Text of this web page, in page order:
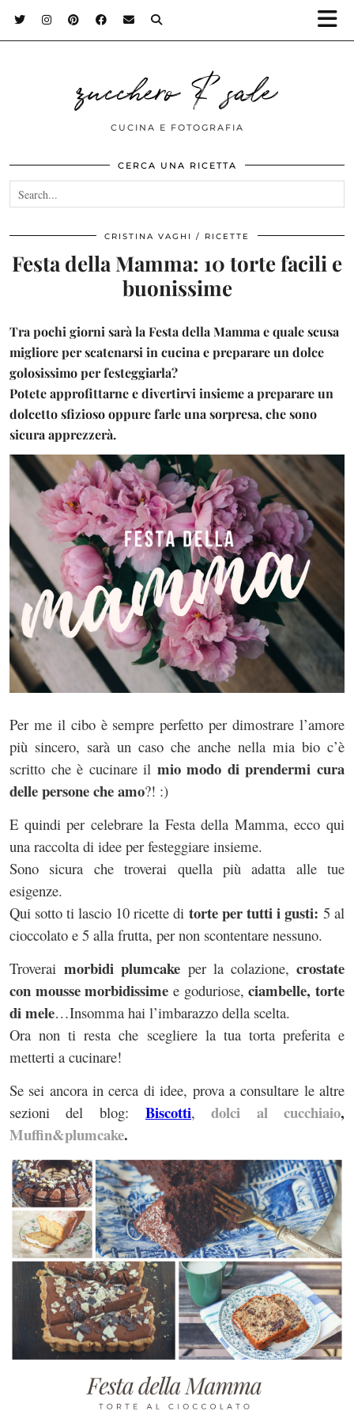
zucchero & sale
CUCINA E FOTOGRAFIA
CERCA UNA RICETTA
CRISTINA VAGHI RICETTE
Festa della Mamma: 10 torte facili e
buonissime
Tra pochi giorni sarà laFesta della Mammae quale scusa
migliore per scatenarsi in cucina e preparare un dolce
golosissimo per festeggiarla?
Potete approfittarne e divertirvi insieme a preparare un
dolcetto sfizioso oppure farle una sorpresa, che sono
sicura apprezzerà.
Per me il cibo è sempre perfetto per dimostrare l’amore
più sincero, sarà un caso che anche nella mia bio c’è
scritto che è cucinare il mio modo di prendermi cura
delle persone che amo?! :)
E quindi per celebrare la Festa della Mamma, ecco qui
una raccolta di idee per festeggiare insieme.
Sono sicura che troverai quella più adatta alle tue
esigenze.
Qui sotto ti lascio 10 ricette di torte per tutti i gusti: 5 al
cioccolato e 5 alla frutta, per non scontentare nessuno.
Troveraimorbidi plumcake per la colazione,crostate
con mousse morbidissime e goduriose,ciambelle, torte
di mele…Insomma hai l’imbarazzo della scelta.
Ora non ti resta che scegliere la tua torta preferita e
metterti a cucinare!
Se sei ancora in cerca di idee, prova a consultare le altre
sezioni del blog: Biscotti,dolci al cucchiaio,
Muffin&plumcake.